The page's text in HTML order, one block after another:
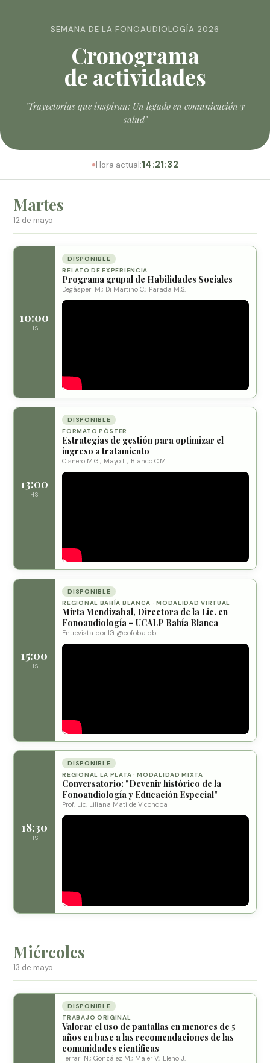
SEMANA DE LA FONOAUDIOLOGÍA 2026
Cronograma
de actividades
"Trayectorias que inspiran: Un legado en comunicación y
salud"
Hora actual:14:21:32
Martes
12 de mayo
10:00
HS
DISPONIBLE
RELATO DE EXPERIENCIA
Programa grupal de Habilidades Sociales
Degásperi M.; Di Martino C.; Parada M.S.
13:00
HS
DISPONIBLE
FORMATO PÓSTER
Estrategias de gestión para optimizar el
ingreso a tratamiento
Cisnero M.G.; Mayo L.; Blanco C.M.
15:00
HS
DISPONIBLE
REGIONAL BAHÍA BLANCA · MODALIDAD VIRTUAL
Mirta Mendizabal, Directora de la Lic. en
Fonoaudiología – UCALP Bahía Blanca
Entrevista por IG @cofoba.bb
18:30
HS
DISPONIBLE
REGIONAL LA PLATA · MODALIDAD MIXTA
Conversatorio: "Devenir histórico de la
Fonoaudiología y Educación Especial"
Prof. Lic. Liliana Matilde Vicondoa
Miércoles
13 de mayo
DISPONIBLE
TRABAJO ORIGINAL
Valorar el uso de pantallas en menores de 5
años en base a las recomendaciones de las
comunidades científicas
Ferrari N.; González M.; Maier V.; Eleno J.